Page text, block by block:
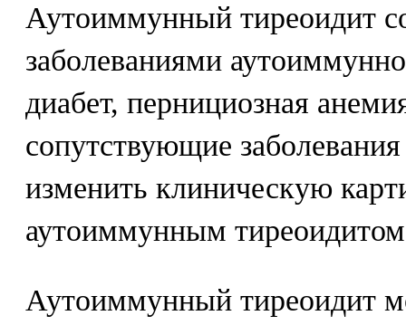
Аутоиммунный тиреоидит
заболеваниями
диабет, пернициозная
сопутствующие
изменить клиническую
аутоиммунным
Аутоиммунный тиреоидит